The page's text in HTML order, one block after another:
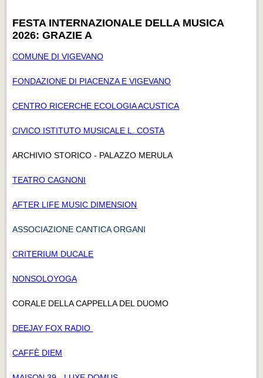
FESTA INTERNAZIONALE DELLA MUSICA
2026: GRAZIE A
COMUNE DI VIGEVANO
FONDAZIONE DI PIACENZA E VIGEVANO
CENTRO RICERCHE ECOLOGIA ACUSTICA
CIVICO ISTITUTO MUSICALE L. COSTA
ARCHIVIO STORICO - PALAZZO MERULA
TEATRO CAGNONI
AFTER LIFE MUSIC DIMENSION
ASSOCIAZIONE CANTICA ORGANI
CRITERIUM DUCALE
NONSOLOYOGA
CORALE DELLA CAPPELLA DEL DUOMO
DEEJAY FOX RADIO
CAFFÈ DIEM